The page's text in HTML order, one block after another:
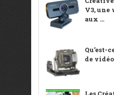
V3, une
aux ...
Qu’est-
de